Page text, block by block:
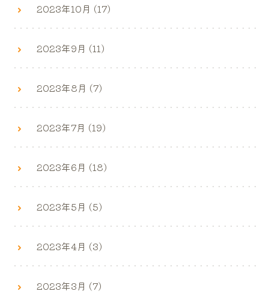
2023年10月 (17)
2023年9月 (11)
2023年8月 (7)
2023年7月 (19)
2023年6月 (18)
2023年5月 (5)
2023年4月 (3)
2023年3月 (7)